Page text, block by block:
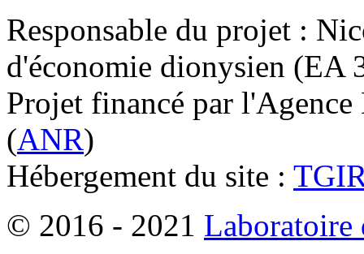
Responsable du projet :
d'économie dionysien
Projet financé par l'Agence
(ANR)
Hébergement du site :
© 2016 - 2021 Laboratoire